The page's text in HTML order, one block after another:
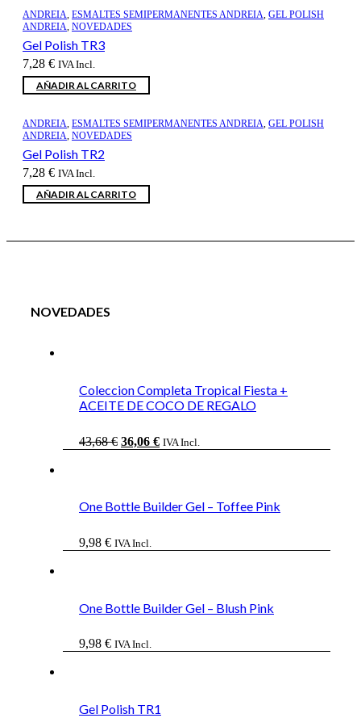
ANDREIA, ESMALTES SEMIPERMANENTES ANDREIA, GEL POLISH
ANDREIA, NOVEDADES
Gel Polish TR3
7,28 € IVA Incl.
AÑADIR AL CARRITO
ANDREIA, ESMALTES SEMIPERMANENTES ANDREIA, GEL POLISH
ANDREIA, NOVEDADES
Gel Polish TR2
7,28 € IVA Incl.
AÑADIR AL CARRITO
NOVEDADES
Coleccion Completa Tropical Fiesta +
ACEITE DE COCO DE REGALO
43,68€ El
36,06 €ElIVA Incl.
One Bottle Builder Gel – Toffee Pink
9,98 € IVA Incl.
One Bottle Builder Gel – Blush Pink
9,98 € IVA Incl.
Gel Polish TR1